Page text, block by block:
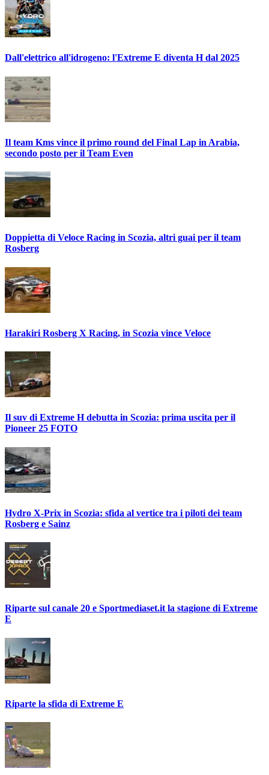
Dall'elettrico all'idrogeno: l'Extreme E diventa H dal 2025
Il team Kms vince il primo round del Final Lap in Arabia,
secondo posto per il Team Even
Doppietta di Veloce Racing in Scozia, altri guai per il team
Rosberg
Harakiri Rosberg X Racing, in Scozia vince Veloce
Il suv di Extreme H debutta in Scozia: prima uscita per il
Pioneer 25 FOTO
Hydro X-Prix in Scozia: sfida al vertice tra i piloti dei team
Rosberg e Sainz
Riparte sul canale 20 e Sportmediaset.it la stagione di Extreme
E
Riparte la sfida di Extreme E